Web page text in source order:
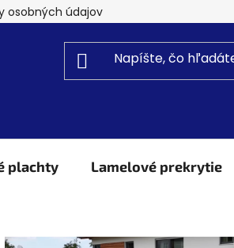
osobných údajov
plachty Lamelové prekrytie